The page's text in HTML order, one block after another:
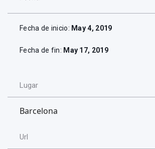
Fecha de inicio: May 4, 2019
Fecha de fin: May 17, 2019
Lugar
Barcelona
Url